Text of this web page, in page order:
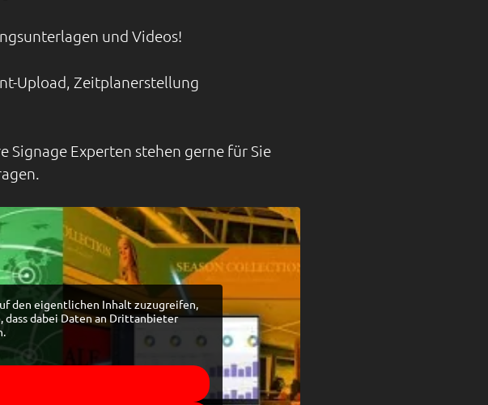
und Videos!
Upload, Zeitplanerstellung
Signage Experten stehen gerne für Sie
den eigentlichen Inhalt zuzugreifen,
dass dabei Daten an Drittanbieter